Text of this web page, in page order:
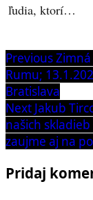
ľudia, ktorí…
Navigácia
v
článku
Previous
post:
Zimná
Rumu;
Bratislava
Next Next
post:
Jakub
našich
zaujme aj na
Pridaj